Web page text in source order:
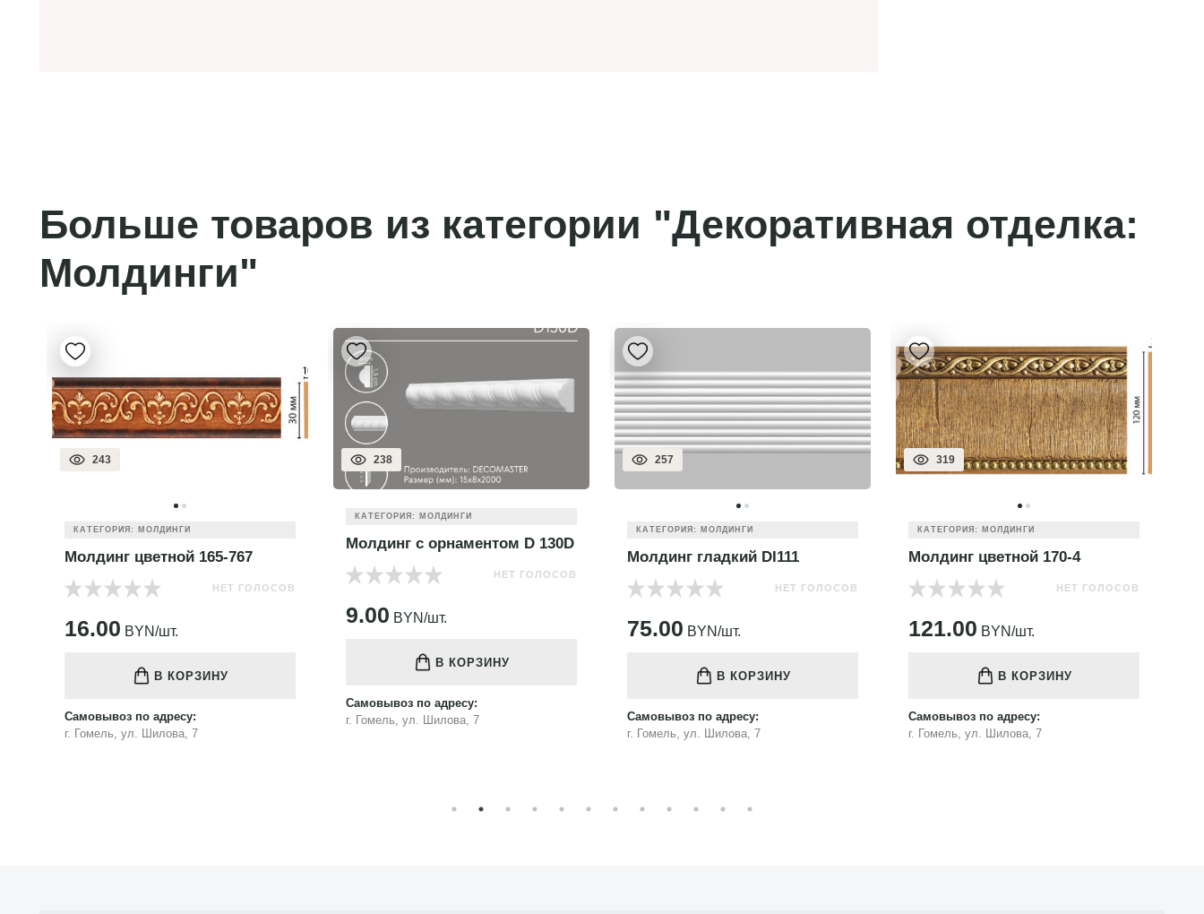
Больше товаров из категории "Декоративная отделка:
Молдинги"
243
КАТЕГОРИЯ: МОЛДИНГИ
Молдинг цветной 165-767
НЕТ ГОЛОСОВ
16.00 BYN/шт.
В КОРЗИНУ
Самовывоз по адресу:
г. Гомель, ул. Шилова, 7
238
КАТЕГОРИЯ: МОЛДИНГИ
Молдинг с орнаментом D 130D
НЕТ ГОЛОСОВ
9.00 BYN/шт.
В КОРЗИНУ
Самовывоз по адресу:
г. Гомель, ул. Шилова, 7
257
КАТЕГОРИЯ: МОЛДИНГИ
Молдинг гладкий DI111
НЕТ ГОЛОСОВ
75.00 BYN/шт.
В КОРЗИНУ
Самовывоз по адресу:
г. Гомель, ул. Шилова, 7
319
КАТЕГОРИЯ: МОЛДИНГИ
Молдинг цветной 170-4
НЕТ ГОЛОСОВ
121.00 BYN/шт.
В КОРЗИНУ
Самовывоз по адресу:
г. Гомель, ул. Шилова, 7